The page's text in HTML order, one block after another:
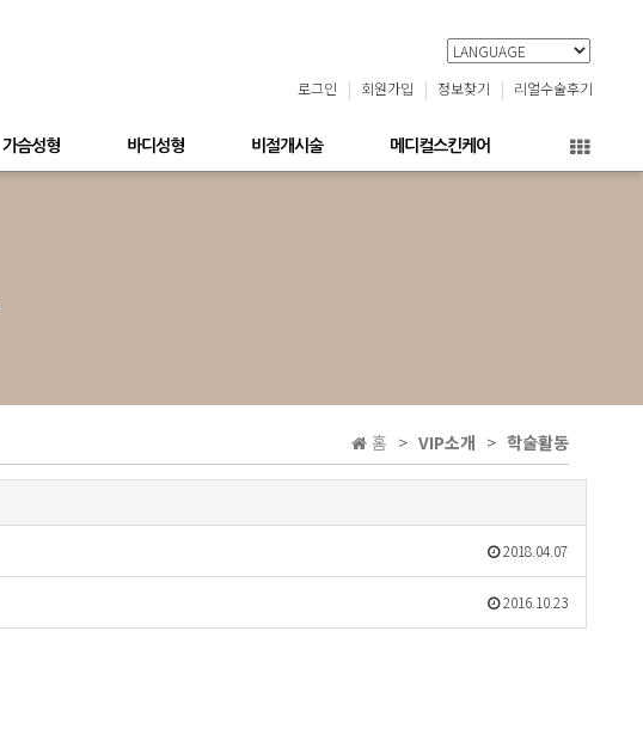
로그인 회원가입 정보찾기 리얼수술후기
가슴성형 바디성형 비절개시술 메디컬스킨케어
홈 VIP소개 학술활동
2018.04.07
2016.10.23